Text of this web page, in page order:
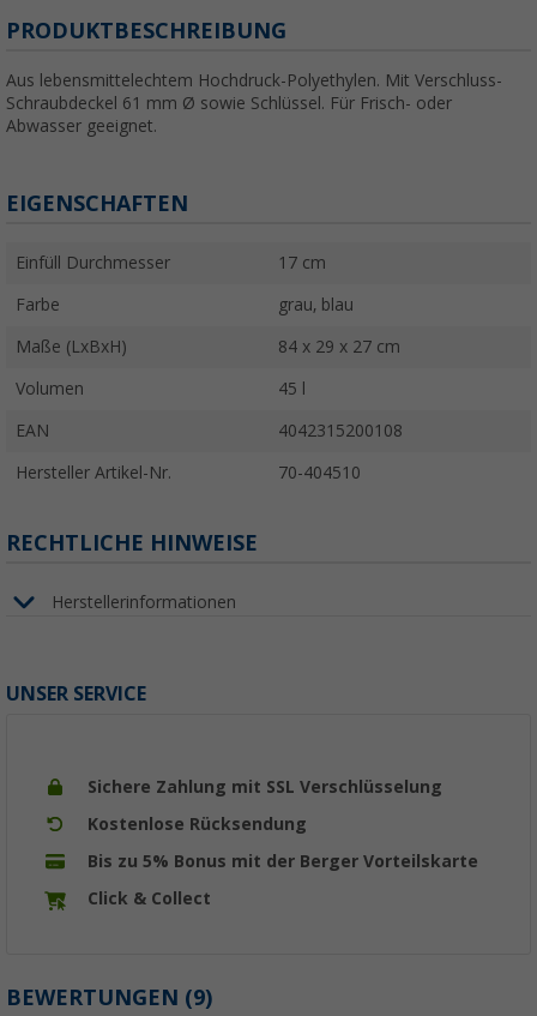
PRODUKTBESCHREIBUNG
Aus lebensmittelechtem Hochdruck-Polyethylen. Mit Verschluss-
Schraubdeckel 61 mm Ø sowie Schlüssel. Für Frisch- oder
Abwasser geeignet.
EIGENSCHAFTEN
Einfüll Durchmesser 17 cm
Farbe grau, blau
Maße (LxBxH) 84 x 29 x 27 cm
Volumen 45 l
EAN 4042315200108
Hersteller Artikel-Nr. 70-404510
RECHTLICHE HINWEISE
Herstellerinformationen
UNSER SERVICE
Sichere Zahlung mit SSL Verschlüsselung
Kostenlose Rücksendung
Bis zu 5% Bonus mit der Berger Vorteilskarte
Click & Collect
BEWERTUNGEN (9)